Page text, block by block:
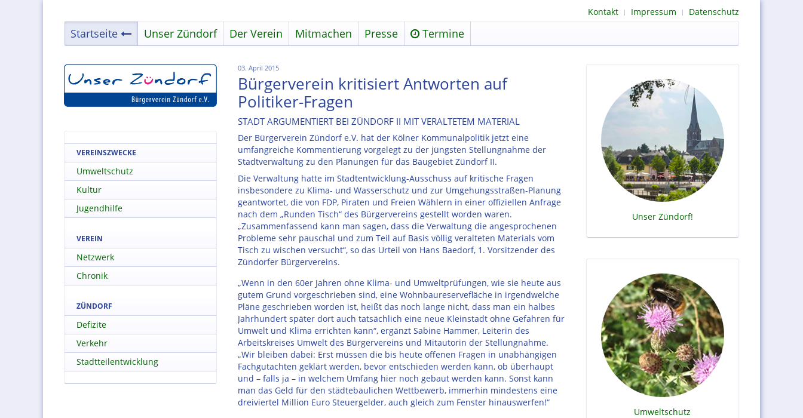
Kontakt Impressum Datenschutz
Startseite Unser Zündorf Der Verein Mitmachen Presse Termine
03. April 2015
Bürgerverein kritisiert Antworten auf
Politiker-Fragen
STADT ARGUMENTIERT BEI ZÜNDORF II MIT VERALTETEM MATERIAL
Der Bürgerverein Zündorf e.V. hat der Kölner Kommunalpolitik jetzt eine
umfangreiche Kommentierung vorgelegt zu der jüngsten Stellungnahme der
Stadtverwaltung zu den Planungen für das Baugebiet Zündorf II.
Die Verwaltung hatte im Stadtentwicklung-Ausschuss auf kritische Fragen
insbesondere zu Klima- und Wasserschutz und zur Umgehungsstraßen-Planung
geantwortet, die von FDP, Piraten und Freien Wählern in einer offiziellen Anfrage
nach dem „Runden Tisch“ des Bürgervereins gestellt worden waren.
„Zusammenfassend kann man sagen, dass die Verwaltung die angesprochenen
Probleme sehr pauschal und zum Teil auf Basis völlig veralteten Materials vom
Tisch zu wischen versucht“, so das Urteil von Hans Baedorf, 1. Vorsitzender des
Zündorfer Bürgervereins.
„Wenn in den 60er Jahren ohne Klima- und Umweltprüfungen, wie sie heute aus
gutem Grund vorgeschrieben sind, eine Wohnbaureservefläche in irgendwelche
Pläne geschrieben worden ist, heißt das noch lange nicht, dass man ein halbes
Jahrhundert später dort auch tatsächlich eine neue Kleinstadt ohne Gefahren für
Umwelt und Klima errichten kann“, ergänzt Sabine Hammer, Leiterin des
Arbeitskreises Umwelt des Bürgervereins und Mitautorin der Stellungnahme.
„Wir bleiben dabei: Erst müssen die bis heute offenen Fragen in unabhängigen
Fachgutachten geklärt werden, bevor entschieden werden kann, ob überhaupt
und – falls ja – in welchem Umfang hier noch gebaut werden kann. Sonst kann
man das Geld für den städtebaulichen Wettbewerb, immerhin mindestens eine
dreiviertel Million Euro Steuergelder, auch gleich zum Fenster hinauswerfen!“
VEREINSZWECKE
Umweltschutz
Kultur
Jugendhilfe
VEREIN
Netzwerk
Chronik
ZÜNDORF
Defizite
Verkehr
Stadtteilentwicklung
Unser Zündorf!
Umweltschutz